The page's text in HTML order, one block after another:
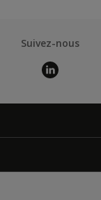
Suivez-nous